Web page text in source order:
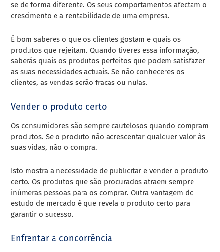
se de forma diferente. Os seus comportamentos afectam o
crescimento e a rentabilidade de uma empresa.
É bom saberes o que os clientes gostam e quais os
produtos que rejeitam. Quando tiveres essa informação,
saberás quais os produtos perfeitos que podem satisfazer
as suas necessidades actuais. Se não conheceres os
clientes, as vendas serão fracas ou nulas.
Vender o produto certo
Os consumidores são sempre cautelosos quando compram
produtos. Se o produto não acrescentar qualquer valor às
suas vidas, não o compra.
Isto mostra a necessidade de publicitar e vender o produto
certo. Os produtos que são procurados atraem sempre
inúmeras pessoas para os comprar. Outra vantagem do
estudo de mercado é que revela o produto certo para
garantir o sucesso.
Enfrentar a concorrência